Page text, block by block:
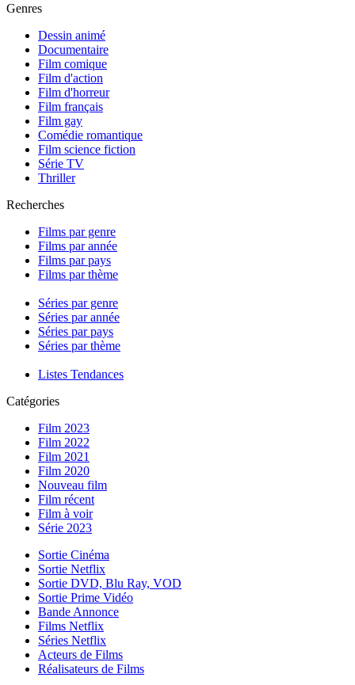
Genres
Dessin animé
Documentaire
Film comique
Film d'action
Film d'horreur
Film français
Film gay
Comédie romantique
Film science fiction
Série TV
Thriller
Recherches
Films par genre
Films par année
Films par pays
Films par thème
Séries par genre
Séries par année
Séries par pays
Séries par thème
Listes Tendances
Catégories
Film 2023
Film 2022
Film 2021
Film 2020
Nouveau film
Film récent
Film à voir
Série 2023
Sortie Cinéma
Sortie Netflix
Sortie DVD, Blu Ray, VOD
Sortie Prime Vidéo
Bande Annonce
Films Netflix
Séries Netflix
Acteurs de Films
Réalisateurs de Films